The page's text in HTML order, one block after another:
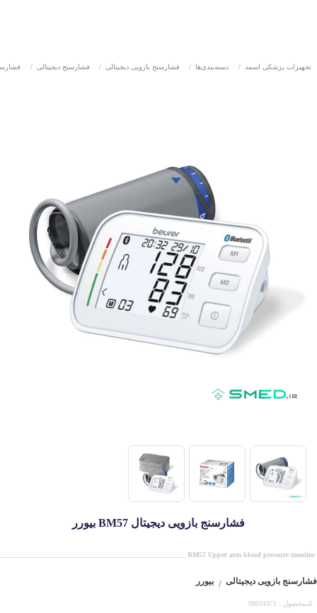
تجهیزات پزشکی اسمد / دسته‌بندی‌ها / فشارسنج بازویی دیجیتالی / فشارسنج دیجیتالی /
فشارسنج بازویی دیجیتال BM57 بیورر
BM57 Upper arm blood pressure monitor
فشارسنج بازویی دیجیتالی / بیورر
کدمحصول : 00031971